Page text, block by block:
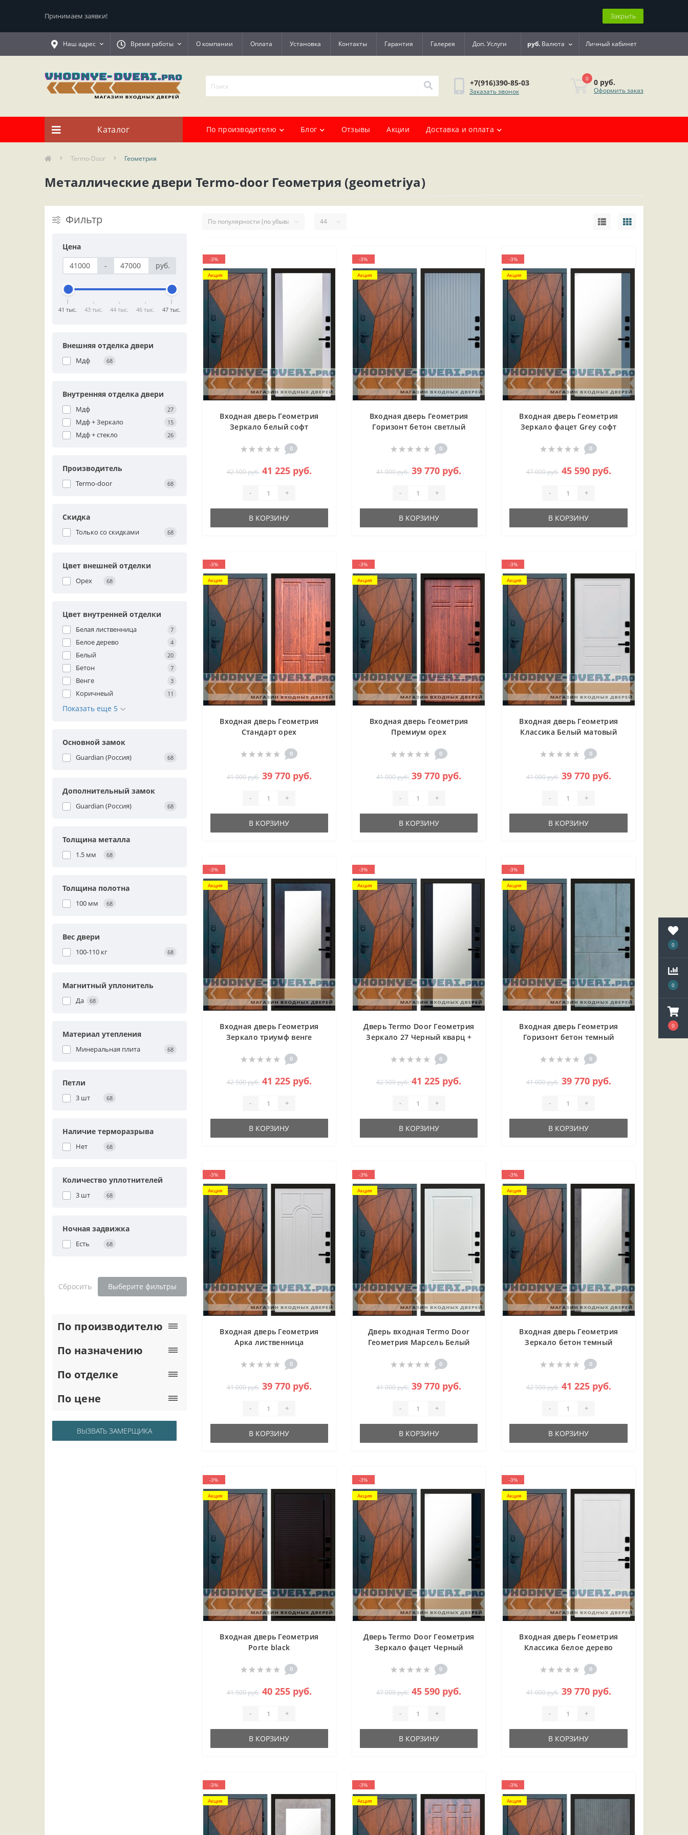
0
0
0
Принимаем заявки! Закрыть
Наш адрес Время работы О компании Оплата Установка Контакты Гарантия Галерея Доп. Услуги руб. Валюта Личный кабинет
+7(916)390-85-03
Заказать звонок
0 0 руб.
Оформить заказ
Каталог По производителю Блог Отзывы Акции Доставка и оплата
Termo-Door Геометрия
Металлические двери Termo-door Геометрия (geometriya)
Фильтр
Цена
-
руб.
41 тыс. 43 тыс. 44 тыс. 46 тыс. 47 тыс.
Внешняя отделка двери
Мдф 68
Внутренняя отделка двери
Мдф 27
Мдф + Зеркало 15
Мдф + стекло 26
Производитель
Termo-door 68
Скидка
Только со cкидками 68
Цвет внешней отделки
Орех 68
Цвет внутренней отделки
Белая лиственница 7
Белое дерево 4
Белый 20
Бетон 7
Венге 3
Коричнеый 11
Показать еще 5
Основной замок
Guardian (Россия) 68
Дополнительный замок
Guardian (Россия) 68
Толщина металла
1.5 мм 68
Толщина полотна
100 мм 68
Вес двери
100-110 кг 68
Магнитный уплонитель
Да 68
Материал утепления
Минеральная плита 68
Петли
3 шт 68
Наличие терморазрыва
Нет 68
Количество уплотнителей
3 шт 68
Ночная задвижка
Есть 68
Сбросить Выберите фильтры
По производителю
По назначению
По отделке
По цене
ВЫЗВАТЬ ЗАМЕРЩИКА
-3%
Акция
Входная дверь Геометрия
Зеркало белый софт
0
42 500 руб. 41 225 руб.
- +
В КОРЗИНУ
-3%
Акция
Входная дверь Геометрия
Горизонт бетон светлый
0
41 000 руб. 39 770 руб.
- +
В КОРЗИНУ
-3%
Акция
Входная дверь Геометрия
Зеркало фацет Grey софт
0
47 000 руб. 45 590 руб.
- +
В КОРЗИНУ
-3%
Акция
Входная дверь Геометрия
Стандарт орех
0
41 000 руб. 39 770 руб.
- +
В КОРЗИНУ
-3%
Акция
Входная дверь Геометрия
Премиум орех
0
41 000 руб. 39 770 руб.
- +
В КОРЗИНУ
-3%
Акция
Входная дверь Геометрия
Классика Белый матовый
0
41 000 руб. 39 770 руб.
- +
В КОРЗИНУ
-3%
Акция
Входная дверь Геометрия
Зеркало триумф венге
0
42 500 руб. 41 225 руб.
- +
В КОРЗИНУ
-3%
Акция
Дверь Termo Door Геометрия
Зеркало 27 Черный кварц +
0
42 500 руб. 41 225 руб.
- +
В КОРЗИНУ
-3%
Акция
Входная дверь Геометрия
Горизонт бетон темный
0
41 000 руб. 39 770 руб.
- +
В КОРЗИНУ
-3%
Акция
Входная дверь Геометрия
Арка лиственница
0
41 000 руб. 39 770 руб.
- +
В КОРЗИНУ
-3%
Акция
Дверь входная Termo Door
Геометрия Марсель Белый
0
41 000 руб. 39 770 руб.
- +
В КОРЗИНУ
-3%
Акция
Входная дверь Геометрия
Зеркало бетон темный
0
42 500 руб. 41 225 руб.
- +
В КОРЗИНУ
-3%
Акция
Входная дверь Геометрия
Porte black
0
41 500 руб. 40 255 руб.
- +
В КОРЗИНУ
-3%
Акция
Дверь Termo Door Геометрия
Зеркало фацет Черный
0
47 000 руб. 45 590 руб.
- +
В КОРЗИНУ
-3%
Акция
Входная дверь Геометрия
Классика белое дерево
0
41 000 руб. 39 770 руб.
- +
В КОРЗИНУ
-3%
Акция
-3%
Акция
-3%
Акция